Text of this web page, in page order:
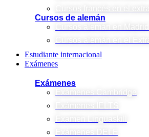
Cursos de alemán
Cursos alemán en Madrid
Cursos alemán en el
Estudiante internacional
Exámenes
Exámenes
Exámenes Cambridge
Exámenes IELTS
Examen Linguaskill
Exámenes DELE